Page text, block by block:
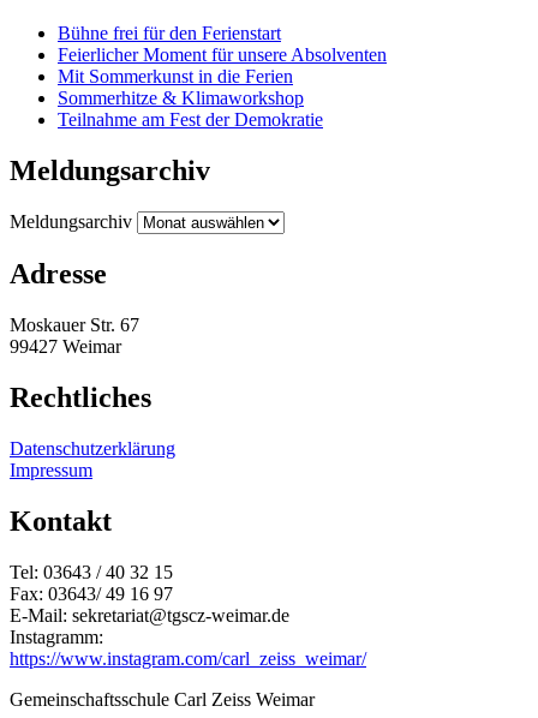
Bühne frei für den Ferienstart
Feierlicher Moment für unsere Absolventen
Mit Sommerkunst in die Ferien
Sommerhitze & Klimaworkshop
Teilnahme am Fest der Demokratie
Meldungsarchiv
Meldungsarchiv
Adresse
Moskauer Str. 67
99427 Weimar
Rechtliches
Datenschutzerklärung
Impressum
Kontakt
Tel: 03643 / 40 32 15
Fax: 03643/ 49 16 97
E-Mail: sekretariat@tgscz-weimar.de
Instagramm:
https://www.instagram.com/carl_zeiss_weimar/
Gemeinschaftsschule Carl Zeiss Weimar